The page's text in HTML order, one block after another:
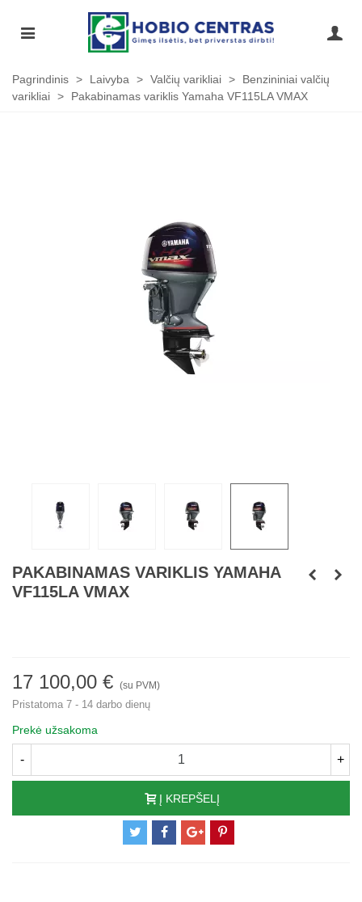
Pagrindinis > Laivyba > Valčių varikliai >
Benzininiai valčių
varikliai > Pakabinamas variklis Yamaha VF115LA VMAX
PAKABINAMAS VARIKLIS YAMAHA
VF115LA VMAX
17 100,00 € (su PVM)
Pristatoma 7 - 14 darbo dienų
Prekė užsakoma
- +
Į KREPŠELĮ